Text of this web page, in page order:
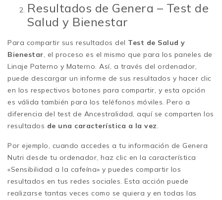
Resultados de Genera – Test de
Salud y Bienestar
Para compartir sus resultados del Test de Salud y
Bienestar, el proceso es el mismo que para los paneles de
Linaje Paterno y Materno. Así, a través del ordenador,
puede descargar un informe de sus resultados y hacer clic
en los respectivos botones para compartir, y esta opción
es válida también para los teléfonos móviles. Pero a
diferencia del test de Ancestralidad, aquí se comparten los
resultados de una característica a la vez.
Por ejemplo, cuando accedes a tu información de Genera
Nutri desde tu ordenador, haz clic en la característica
«Sensibilidad a la cafeína» y puedes compartir los
resultados en tus redes sociales. Esta acción puede
realizarse tantas veces como se quiera y en todas las